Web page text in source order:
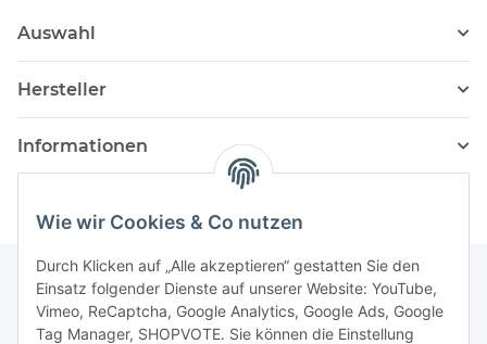
Wie wir Cookies & Co nutzen
Durch Klicken auf „Alle akzeptieren“ gestatten Sie den
Einsatz folgender Dienste auf unserer Website: YouTube,
Vimeo, ReCaptcha, Google Analytics, Google Ads, Google
Tag Manager, SHOPVOTE. Sie können die Einstellung
Auswahl
Hersteller
Informationen
Newsletter Abonnieren